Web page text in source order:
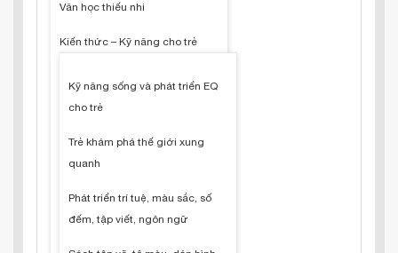
Văn học thiếu nhi
Kiến thức – Kỹ năng cho trẻ
Kỹ năng sống và phát triển EQ
cho trẻ
Trẻ khám phá thế giới xung
quanh
Phát triển trí tuệ, màu sắc, số
đếm, tập viết, ngôn ngữ